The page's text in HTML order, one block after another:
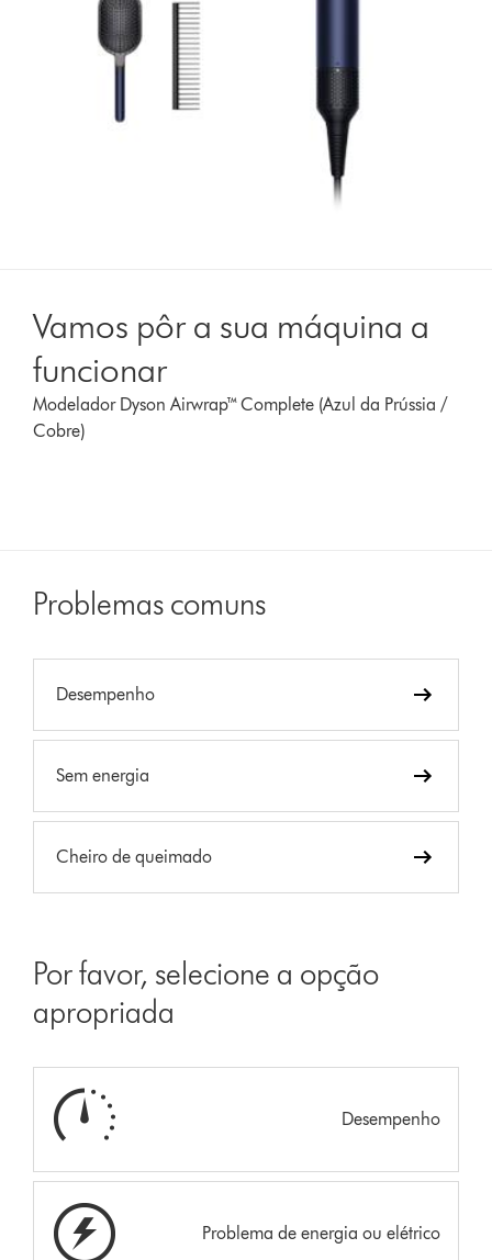
Vamos pôr a sua máquina a
funcionar
Modelador Dyson Airwrap™ Complete (Azul da Prússia /
Cobre)
Problemas comuns
Desempenho
Sem energia
Cheiro de queimado
Por favor, selecione a opção
apropriada
Desempenho
Problema de energia ou elétrico